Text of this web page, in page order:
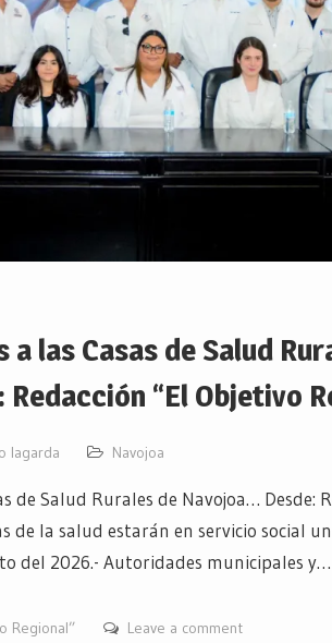
las Casas de Salud
“El Objetivo
lagarda Navojoa
de Salud Rurales de Navojoa… Desde:
de la salud estarán en servicio social
del 2026.- Autoridades municipales y…
Regional” Leave a comment